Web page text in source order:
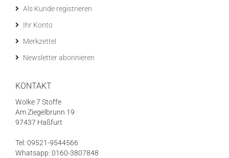
Als Kunde registrieren
Ihr Konto
Merkzettel
Newsletter abonnieren
KONTAKT
Wolke 7 Stoffe
Am Ziegelbrunn 19
97437 Haßfurt
Tel: 09521-9544566
Whatsapp: 0160-3807848